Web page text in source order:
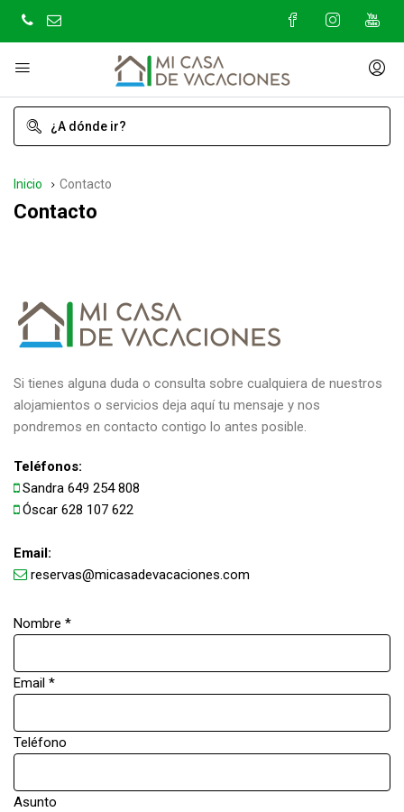
Inicio Contacto
Contacto
Si tienes alguna duda o consulta sobre cualquiera de nuestros
alojamientos o servicios deja aquí tu mensaje y nos
pondremos en contacto contigo lo antes posible.
Teléfonos:
Sandra 649 254 808
Óscar 628 107 622
Email:
reservas@micasadevacaciones.com
Nombre *
Email *
Teléfono
Asunto